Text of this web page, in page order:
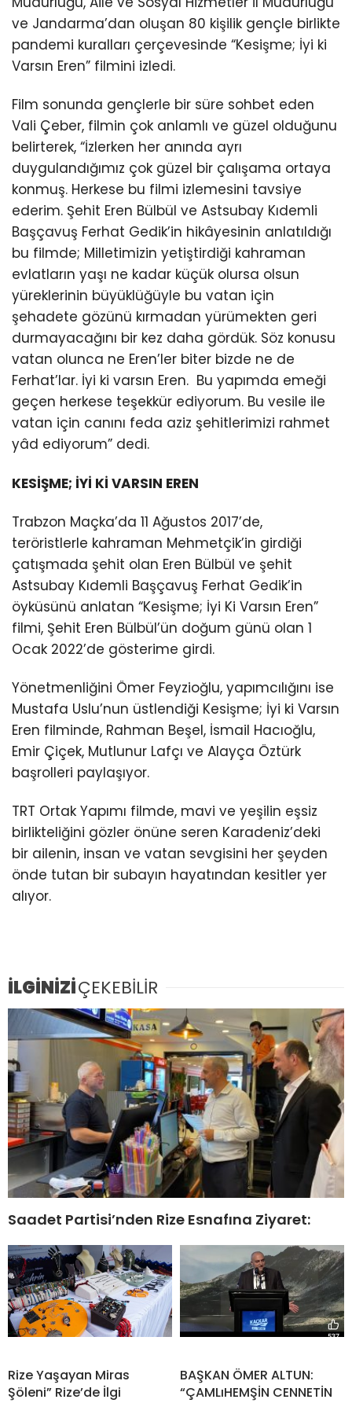
ve Jandarma’dan oluşan 80 kişilik gençle birlikte
pandemi kuralları çerçevesinde “Kesişme; İyi ki
Varsın Eren” filmini izledi.
Film sonunda gençlerle bir süre sohbet eden
Vali Çeber, filmin çok anlamlı ve güzel olduğunu
belirterek, “İzlerken her anında ayrı
duygulandığımız çok güzel bir çalışama ortaya
konmuş. Herkese bu filmi izlemesini tavsiye
ederim. Şehit Eren Bülbül ve Astsubay Kıdemli
Başçavuş Ferhat Gedik’in hikâyesinin anlatıldığı
bu filmde; Milletimizin yetiştirdiği kahraman
evlatların yaşı ne kadar küçük olursa olsun
yüreklerinin büyüklüğüyle bu vatan için
şehadete gözünü kırmadan yürümekten geri
durmayacağını bir kez daha gördük. Söz konusu
vatan olunca ne Eren’ler biter bizde ne de
Ferhat’lar. İyi ki varsın Eren. Bu yapımda emeği
geçen herkese teşekkür ediyorum. Bu vesile ile
vatan için canını feda aziz şehitlerimizi rahmet
yâd ediyorum” dedi.
KESİŞME; İYİ Kİ VARSIN EREN
Trabzon Maçka’da 11 Ağustos 2017’de,
teröristlerle kahraman Mehmetçik’in girdiği
çatışmada şehit olan Eren Bülbül ve şehit
Astsubay Kıdemli Başçavuş Ferhat Gedik’in
öyküsünü anlatan “Kesişme; İyi Ki Varsın Eren”
filmi, Şehit Eren Bülbül’ün doğum günü olan 1
Ocak 2022’de gösterime girdi.
Yönetmenliğini Ömer Feyzioğlu, yapımcılığını ise
Mustafa Uslu’nun üstlendiği Kesişme; İyi ki Varsın
Eren filminde, Rahman Beşel, İsmail Hacıoğlu,
Emir Çiçek, Mutlunur Lafçı ve Alayça Öztürk
başrolleri paylaşıyor.
TRT Ortak Yapımı filmde, mavi ve yeşilin eşsiz
birlikteliğini gözler önüne seren Karadeniz’deki
bir ailenin, insan ve vatan sevgisini her şeyden
önde tutan bir subayın hayatından kesitler yer
alıyor.
İLGİNİZİÇEKEBİLİR
Saadet Partisi’nden Rize Esnafına Ziyaret:
Rize Yaşayan Miras
Şöleni” Rize’de İlgi
BAŞKAN ÖMER ALTUN:
“ÇAMLıHEMŞİN CENNETİN